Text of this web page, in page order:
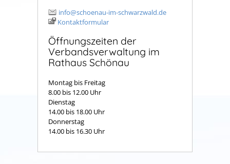
info@schoenau-im-schwarzwald.de
Kontaktformular
Öffnungszeiten der
Verbandsverwaltung im
Rathaus Schönau
Montag bis Freitag
8.00 bis 12.00 Uhr
Dienstag
14.00 bis 18.00 Uhr
Donnerstag
14.00 bis 16.30 Uhr